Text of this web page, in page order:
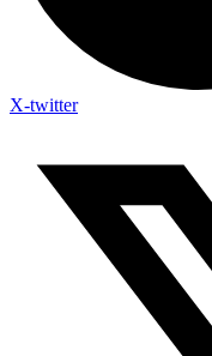
X-twitter